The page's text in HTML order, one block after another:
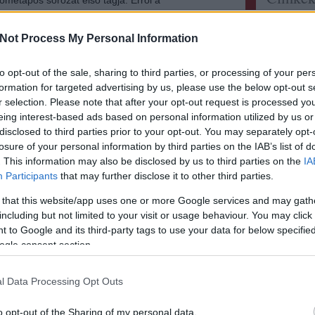
Process My Personal Information
opt-out of the sale, sharing to third parties, or processing of your
for targeted advertising by us, please use the below opt-out
selection. Please note that after your opt-out request is processed
interest-based ads based on personal information utilized by us
to third parties prior to your opt-out. You may separately
of your personal information by third parties on the IAB’s list of
This information may also be disclosed by us to third parties on the
Participants that may further disclose it to other third parties.
that this website/app uses one or more Google services and may
but not limited to your visit or usage behaviour. You may
to Google and its third-party tags to use your data for below
consent section.
Data Processing Opt Outs
opt-out of the Sharing of my personal data.
elzee:
mindig
itt a
Didier
A világ
gbsz:
igyunk
és
és a sajtónak szánt bemutatóról tudósít
nem…
Olvasson még
Tetszik 0
valdicava rosso bellpoggio
lisini
dugókkal, egyebekkel
már markánsan megnyilvánult
– eltöltött egy napot Veronában, a